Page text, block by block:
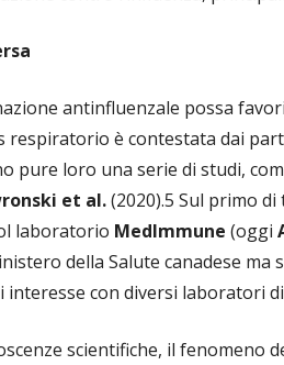
antinfluenzale possa
respiratorio è contestata dai
pure loro una serie di studi,
et al.(2020).5 Sul primo
laboratorio MedImmune (oggi
della Salute canadese ma
con diversi laboratori
scientifiche, il fenomeno